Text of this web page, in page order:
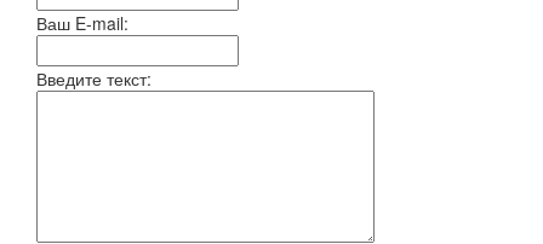
Ваш E-mail:
Введите текст: